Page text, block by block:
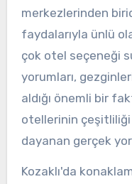
merkezlerinden
faydalarıyla ünlü
çok otel seçeneği
yorumları,
aldığı önemli bir
otellerinin çeşitliliği
dayanan gerçek
Kozaklı'da